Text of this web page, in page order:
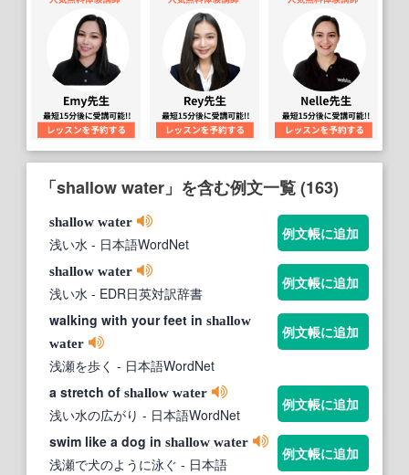
「shallow water」を含む例文一覧 (163)
shallow water
浅い水 - 日本語WordNet
例文帳に追加
shallow water
浅い水 - EDR日英対訳辞書
例文帳に追加
walking with your feet in shallow
water
浅瀬を歩く - 日本語WordNet
例文帳に追加
a stretch of shallow water
浅い水の広がり - 日本語WordNet
例文帳に追加
swim like a dog in shallow water
浅瀬で犬のように泳ぐ - 日本語
例文帳に追加